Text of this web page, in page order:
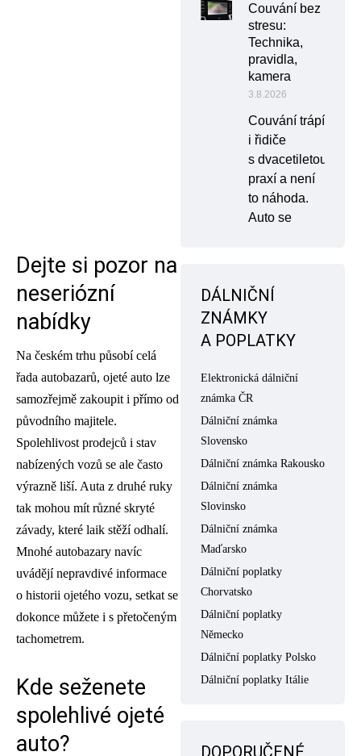
Dejte si pozor na
neseriózní
nabídky
Na českém trhu působí celá
řada autobazarů, ojeté auto lze
samozřejmě zakoupit i přímo od
původního majitele.
Spolehlivost prodejců i stav
nabízených vozů se ale často
výrazně liší. Auta z druhé ruky
tak mohou mít různé skryté
závady, které laik stěží odhalí.
Mnohé autobazary navíc
uvádějí nepravdivé informace
o historii ojetého vozu, setkat se
dokonce můžete i s přetočeným
tachometrem.
Kde seženete
spolehlivé ojeté
auto?
Couvání bez
stresu:
Technika,
pravidla,
kamera
3.8.2026
Couvání trápí
i řidiče
s dvacetiletou
praxí a není
to náhoda.
Auto se
DÁLNIČNÍ
ZNÁMKY
A POPLATKY
Elektronická dálniční
známka ČR
Dálniční známka
Slovensko
Dálniční známka Rakousko
Dálniční známka
Slovinsko
Dálniční známka
Maďarsko
Dálniční poplatky
Chorvatsko
Dálniční poplatky
Německo
Dálniční poplatky Polsko
Dálniční poplatky Itálie
DOPORUČENÉ